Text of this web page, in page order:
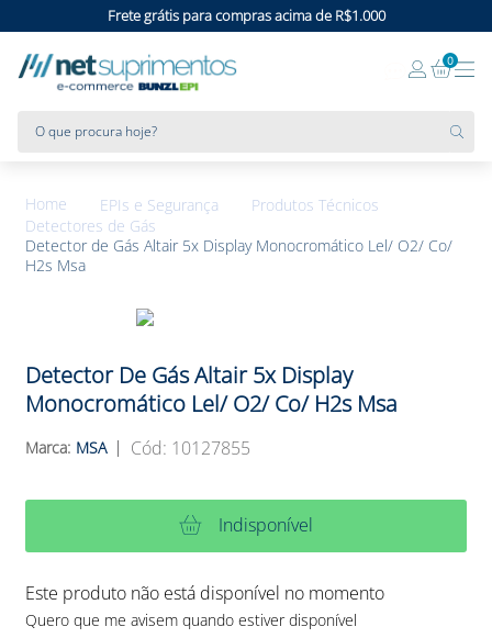
Frete grátis para compras acima de R$1.000
0
EPIs e Segurança
Produtos Técnicos
Detectores de Gás
Detector de Gás Altair 5x Display Monocromático Lel/ O2/ Co/
H2s Msa
Detector De Gás Altair 5x Display
Monocromático Lel/ O2/ Co/ H2s Msa
MSA : 10127855
Indisponível
Este produto não está disponível no momento
Quero que me avisem quando estiver disponível